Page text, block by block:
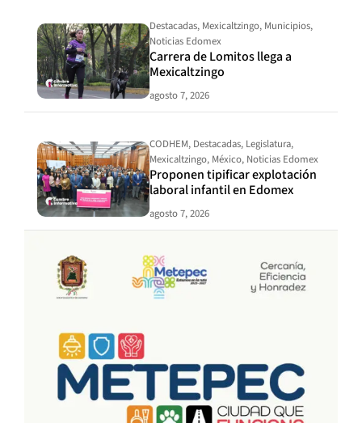
Destacadas, Mexicaltzingo, Municipios,
Noticias Edomex
Carrera de Lomitos llega a
Mexicaltzingo
agosto 7, 2026
CODHEM, Destacadas, Legislatura,
Mexicaltzingo, México, Noticias Edomex
Proponen tipificar explotación
laboral infantil en Edomex
agosto 7, 2026